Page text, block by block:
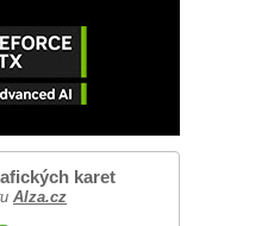
karet
Alza.cz